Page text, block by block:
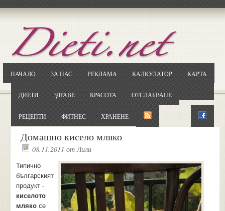
НАЧАЛО ЗА НАС РЕКЛАМА КАЛКУЛАТОР КАРТА
ДИЕТИ ЗДРАВЕ КРАСОТА ОТСЛАБВАНЕ
РЕЦЕПТИ ФИТНЕС ХРАНЕНЕ
Домашно кисело мляко
08.11.2011 отЛили
Типично
българският
продукт -
киселото
млякосе
ОтворетеGoogle.bg
Потърсете "Cloxy"
Кликнете на първия резултат
... и я въведете в полето: